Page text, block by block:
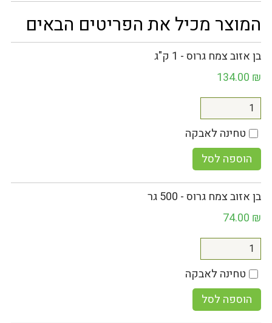
המוצר מכיל את הפריטים הבאים
בן אזוב צמח גרוס - 1 ק"ג
134.00 ₪
טחינה לאבקה
הוספה לסל
בן אזוב צמח גרוס - 500 גר
74.00 ₪
טחינה לאבקה
הוספה לסל